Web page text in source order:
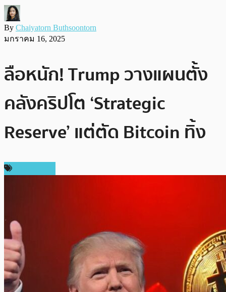
By Chaiyatorn Buthsoontorn
มกราคม 16, 2025
ลือหนัก! Trump วางแผนตั้ง
คลังคริปโต ‘Strategic
Reserve’ แต่ตัด Bitcoin ทิ้ง